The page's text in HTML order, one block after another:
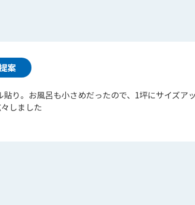
案
り。お風呂も小さめだったので、1坪にサイズア
しました